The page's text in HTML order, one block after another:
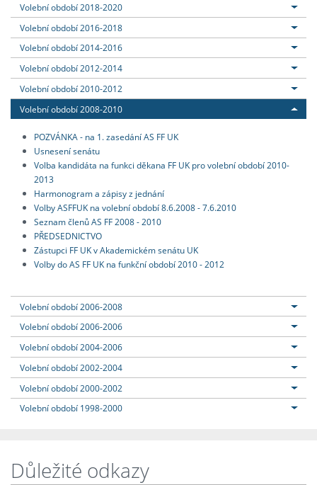
Volební období 2018-2020
Volební období 2016-2018
Volební období 2014-2016
Volební období 2012-2014
Volební období 2010-2012
Volební období 2008-2010
POZVÁNKA - na 1. zasedání AS FF UK
Usnesení senátu
Volba kandidáta na funkci děkana FF UK pro volební období 2010-
2013
Harmonogram a zápisy z jednání
Volby ASFFUK na volební období 8.6.2008 - 7.6.2010
Seznam členů AS FF 2008 - 2010
PŘEDSEDNICTVO
Zástupci FF UK v Akademickém senátu UK
Volby do AS FF UK na funkční období 2010 - 2012
Volební období 2006-2008
Volební období 2006-2006
Volební období 2004-2006
Volební období 2002-2004
Volební období 2000-2002
Volební období 1998-2000
Důležité odkazy